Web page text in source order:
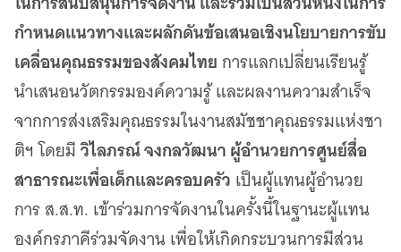
กำหนดแนวทางและผลักดันข้อเสนอเชิงนโยบายการขับ
เคลื่อนคุณธรรมของสังคมไทย การแลกเปลี่ยนเรียนรู้
นำเสนอนวัตกรรมองค์ความรู้ และผลงานความสำเร็จ
จากการส่งเสริมคุณธรรมในงานสมัชชาคุณธรรมแห่งชา
ติฯ โดยมีวิไลภรณ์ จงกลวัฒนา ผู้อำนวยการศูนย์สื่อ
สาธารณะเพื่อเด็กและครอบครัว เป็นผู้แทนผู้อำนวย
การ ส.ส.ท. เข้าร่วมการจัดงานในครั้งนี้ในฐานะผู้แทน
องค์กรภาคีร่วมจัดงาน เพื่อให้เกิดกระบวนการมีส่วน